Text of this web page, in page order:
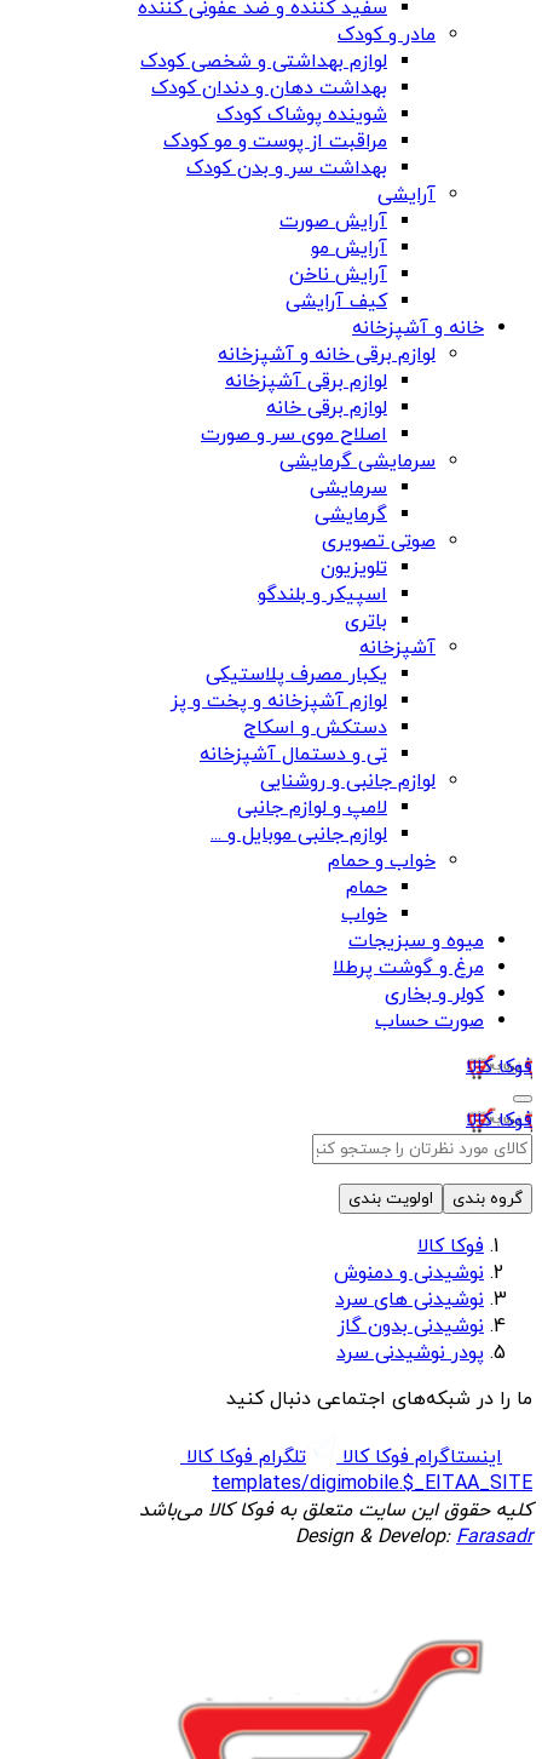
سفید کننده و ضد عفونی کننده
مادر و کودک
لوازم بهداشتی و شخصی کودک
بهداشت دهان و دندان کودک
شوینده پوشاک کودک
مراقبت از پوست و مو کودک
بهداشت سر و بدن کودک
آرایشی
آرایش صورت
آرایش مو
آرایش ناخن
کیف آرایشی
خانه و آشپزخانه
لوازم برقی خانه و آشپزخانه
لوازم برقی آشپزخانه
لوازم برقی خانه
اصلاح موی سر و صورت
سرمایشی گرمایشی
سرمایشی
گرمایشی
صوتی تصویری
تلویزیون
اسپیکر و بلندگو
باتری
آشپزخانه
یکبار مصرف پلاستیکی
لوازم آشپزخانه و پخت و پز
دستکش و اسکاج
تی و دستمال آشپزخانه
لوازم جانبی و روشنایی
لامپ و لوازم جانبی
لوازم جانبی موبایل و ...
خواب و حمام
حمام
خواب
میوه و سبزیجات
مرغ و گوشت پرطلا
کولر و بخاری
صورت حساب
فوکا کالا
فوکا کالا
گروه بندی اولویت بندی
فوکا کالا
نوشیدنی و دمنوش
نوشیدنی های سرد
نوشیدنی بدون گاز
پودر نوشیدنی سرد
ما را در شبکه‌های اجتماعی دنبال کنید
اینستاگرام فوکا کالا
تلگرام فوکا کالا
templates/digimobile.$_EITAA_SITE
کلیه حقوق این سایت متعلق به فوکا کالا می‌باشد
Design & Develop:Farasadr